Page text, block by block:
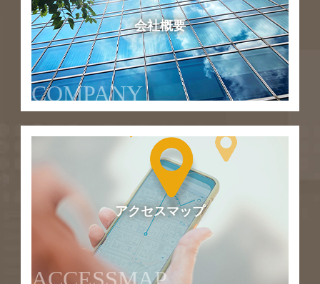
会社概要
COMPANY
アクセスマップ